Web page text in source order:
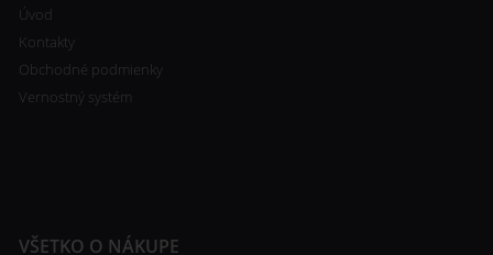
Úvod
Kontakty
Obchodné podmienky
Vernostný systém
VŠETKO O NÁKUPE